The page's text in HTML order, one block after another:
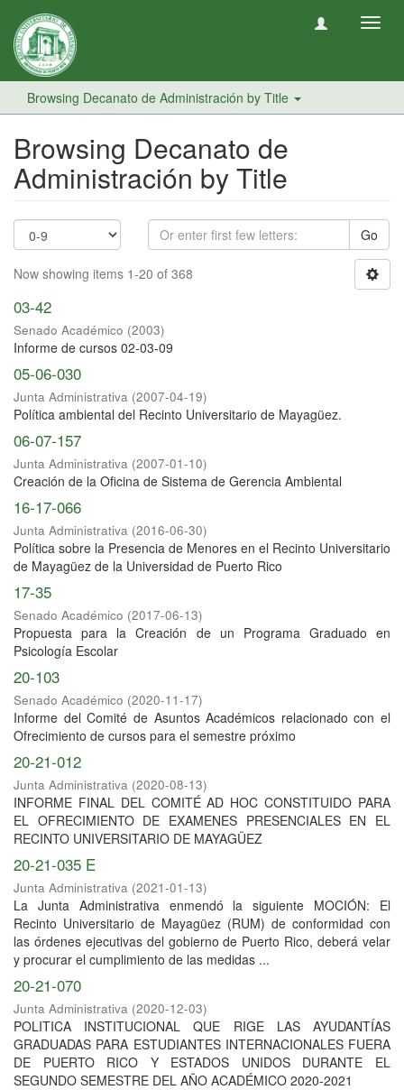
Browsing Decanato de Administración by Title
Browsing Decanato de
Administración by Title
Go
Now showing items 1-20 of 368
03-42
Senado Académico (2003)
Informe de cursos 02-03-09
05-06-030
Junta Administrativa (2007-04-19)
Política ambiental del Recinto Universitario de Mayagüez.
06-07-157
Junta Administrativa (2007-01-10)
Creación de la Oficina de Sistema de Gerencia Ambiental
16-17-066
Junta Administrativa (2016-06-30)
Política sobre la Presencia de Menores en el Recinto Universitario
de Mayagüez de la Universidad de Puerto Rico
17-35
Senado Académico (2017-06-13)
Propuesta para la Creación de un Programa Graduado en
Psicología Escolar
20-103
Senado Académico (2020-11-17)
Informe del Comité de Asuntos Académicos relacionado con el
Ofrecimiento de cursos para el semestre próximo
20-21-012
Junta Administrativa (2020-08-13)
INFORME FINAL DEL COMITÉ AD HOC CONSTITUIDO PARA
EL OFRECIMIENTO DE EXAMENES PRESENCIALES EN EL
RECINTO UNIVERSITARIO DE MAYAGÜEZ
20-21-035 E
Junta Administrativa (2021-01-13)
La Junta Administrativa enmendó la siguiente MOCIÓN: El
Recinto Universitario de Mayagüez (RUM) de conformidad con
las órdenes ejecutivas del gobierno de Puerto Rico, deberá velar
y procurar el cumplimiento de las medidas ...
20-21-070
Junta Administrativa (2020-12-03)
POLITICA INSTITUCIONAL QUE RIGE LAS AYUDANTÍAS
GRADUADAS PARA ESTUDIANTES INTERNACIONALES FUERA
DE PUERTO RICO Y ESTADOS UNIDOS DURANTE EL
SEGUNDO SEMESTRE DEL AÑO ACADÉMICO 2020-2021